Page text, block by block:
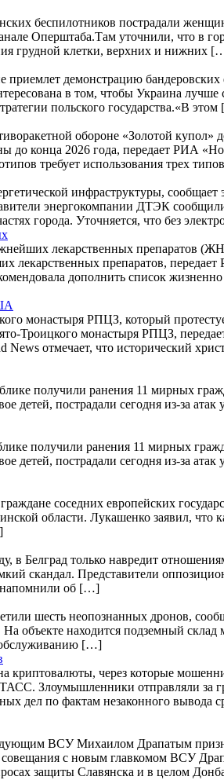
беспилотников пострадали
Оперштаба.Там уточнили, что в
грудной клетки, верхних и нижних
демонстрацию
в том, чтобы Украина лучше
польского государства.«В
обороне «Золотой купол»
до конца 2026 года, передает РИА
требует использования трех
инфраструктуры,
энергокомпании ДТЭК
города. Уточняется, что без
лекарственных препаратов
лекарственных препаратов,
дополнить список
монастыря РПЦЗ, который
Троицкого монастыря РПЦЗ,
отмечает, что исторический
получили ранения 11 мирных
детей, пострадали сегодня из-за
получили ранения 11 мирных
детей, пострадали сегодня из-за
соседних европейских
области. Лукашенко заявил, что
в Белград только навредит
скандал. Представители
напомнили об […]
шесть неопознанных дронов,
находится подземный склад
обслуживанию […]
криптовалюты, через которые
Злоумышленники отправляли за
дел по фактам незаконного вывода
ВСУ Михаилом Драпатым
с новым главкомом ВСУ
защиты Славянска и в целом